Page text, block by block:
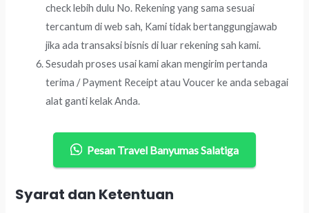
check lebih dulu No. Rekening yang sama sesuai
tercantum di web sah, Kami tidak bertanggungjawab
jika ada transaksi bisnis di luar rekening sah kami.
Sesudah proses usai kami akan mengirim pertanda
terima / Payment Receipt atau Voucer ke anda sebagai
alat ganti kelak Anda.
Pesan Travel Banyumas Salatiga
Syarat dan Ketentuan